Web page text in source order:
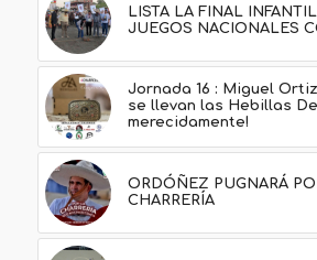
LISTA LA FINAL INFANTIL
JUEGOS NACIONALES
Jornada 16 : Miguel
se llevan las Hebillas
merecidamente!
ORDÓÑEZ PUGNARÁ
CHARRERÍA